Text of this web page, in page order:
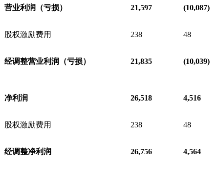
营业利润（亏损） 21,597 (10,087)
股权激励费用 238 48
经调整营业利润（亏损） 21,835 (10,039)
净利润 26,518 4,516
股权激励费用 238 48
经调整净利润 26,756 4,564